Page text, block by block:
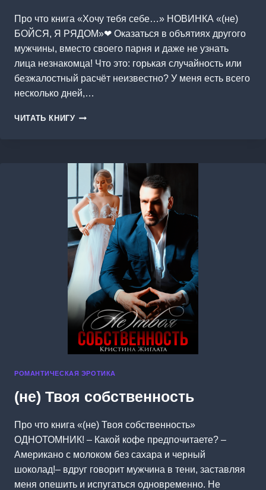
Про что книга «Хочу тебя себе…» НОВИНКА «(не)
БОЙСЯ, Я РЯДОМ»❤ Оказаться в объятиях другого
мужчины, вместо своего парня и даже не узнать
лица незнакомца! Что это: горькая случайность или
безжалостный расчёт неизвестно? У меня есть всего
несколько дней,…
ЧИТАТЬ КНИГУ ХОЧУ
РОМАНТИЧЕСКАЯ ЭРОТИКА
(не) Твоя собственность
Про что книга «(не) Твоя собственность»
ОДНОТОМНИК! – Какой кофе предпочитаете? –
Американо с молоком без сахара и черный
шоколад!– вдруг говорит мужчина в тени, заставляя
меня опешить и испугаться одновременно. Не